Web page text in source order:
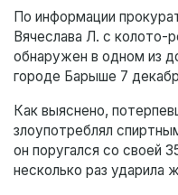
По информации
Вячеслава Л. с колото-
обнаружен в одном из
городе Барыше 7
Как выяснено,
злоупотреблял
он поругался со своей
несколько раз ударила